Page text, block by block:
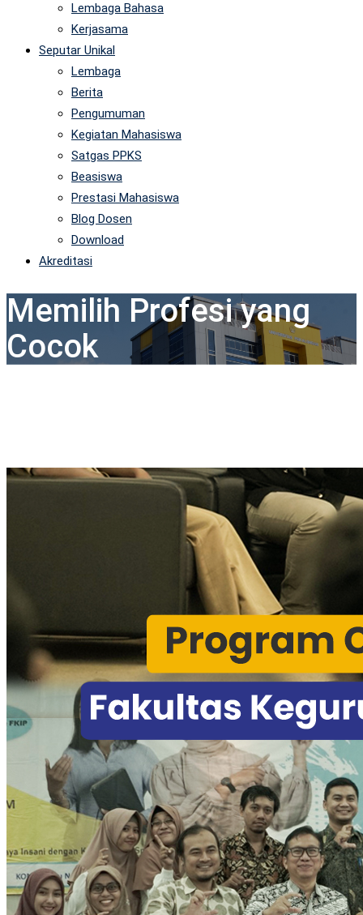
Lembaga Bahasa
Kerjasama
Seputar Unikal
Lembaga
Berita
Pengumuman
Kegiatan Mahasiswa
Satgas PPKS
Beasiswa
Prestasi Mahasiswa
Blog Dosen
Download
Akreditasi
Memilih Profesi yang
Cocok